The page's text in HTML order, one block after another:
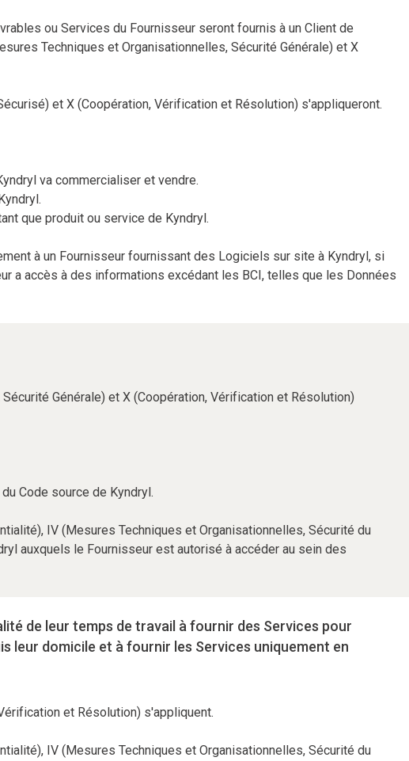
ou Services du Fournisseur seront fournis à un Client de
Techniques et Organisationnelles, Sécurité Générale) et X
et X (Coopération, Vérification et Résolution) s'appliqueront.
va commercialiser et vendre.
que produit ou service de Kyndryl.
à un Fournisseur fournissant des Logiciels sur site à Kyndryl, si
a accès à des informations excédant les BCI, telles que les Données
Générale) et X (Coopération, Vérification et Résolution)
Code source de Kyndryl.
IV (Mesures Techniques et Organisationnelles, Sécurité du
auxquels le Fournisseur est autorisé à accéder au sein des
de leur temps de travail à fournir des Services pour
leur domicile et à fournir les Services uniquement en
et Résolution) s'appliquent.
IV (Mesures Techniques et Organisationnelles, Sécurité du